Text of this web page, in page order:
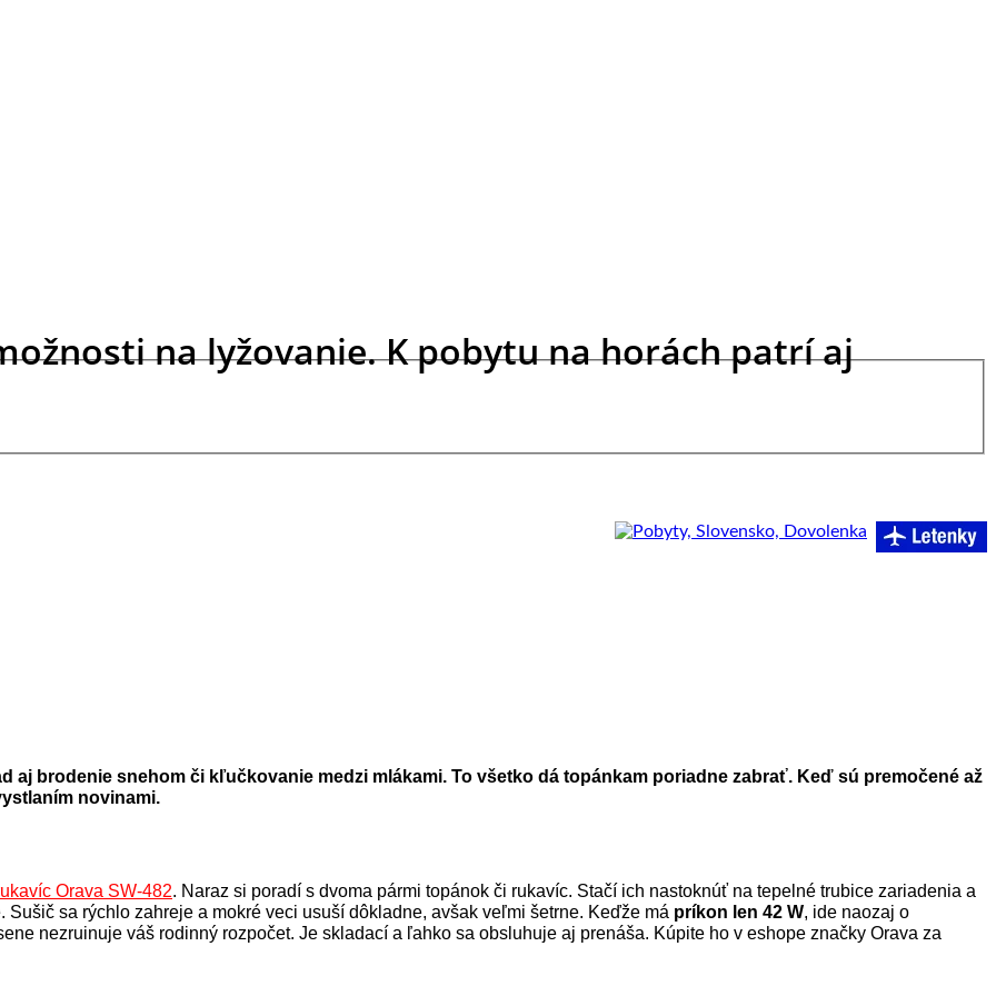
na lyžovanie. K pobytu na horách patrí aj
aj brodenie snehom či kľučkovanie medzi mlákami. To všetko dá topánkam poriadne zabrať. Keď sú premočené až
novinami.
Orava SW-482. Naraz si poradí s dvoma pármi topánok či rukavíc. Stačí ich nastoknúť na tepelné trubice zariadenia a
sa rýchlo zahreje a mokré veci usuší dôkladne, avšak veľmi šetrne. Keďže má príkon len 42 W, ide naozaj o
nezruinuje váš rodinný rozpočet. Je skladací a ľahko sa obsluhuje aj prenáša. Kúpite ho v eshope značky Orava za